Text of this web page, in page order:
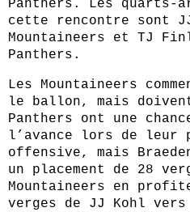
Panthers. Les quarts-
cette rencontre sont
Mountaineers et TJ
Panthers.
Les Mountaineers
le ballon, mais
Panthers ont une
l’avance lors de leur
offensive, mais
un placement de 28
Mountaineers en
verges de JJ Kohl